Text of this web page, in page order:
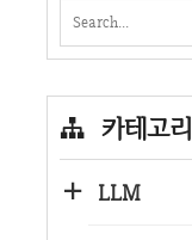
카테고리
LLM